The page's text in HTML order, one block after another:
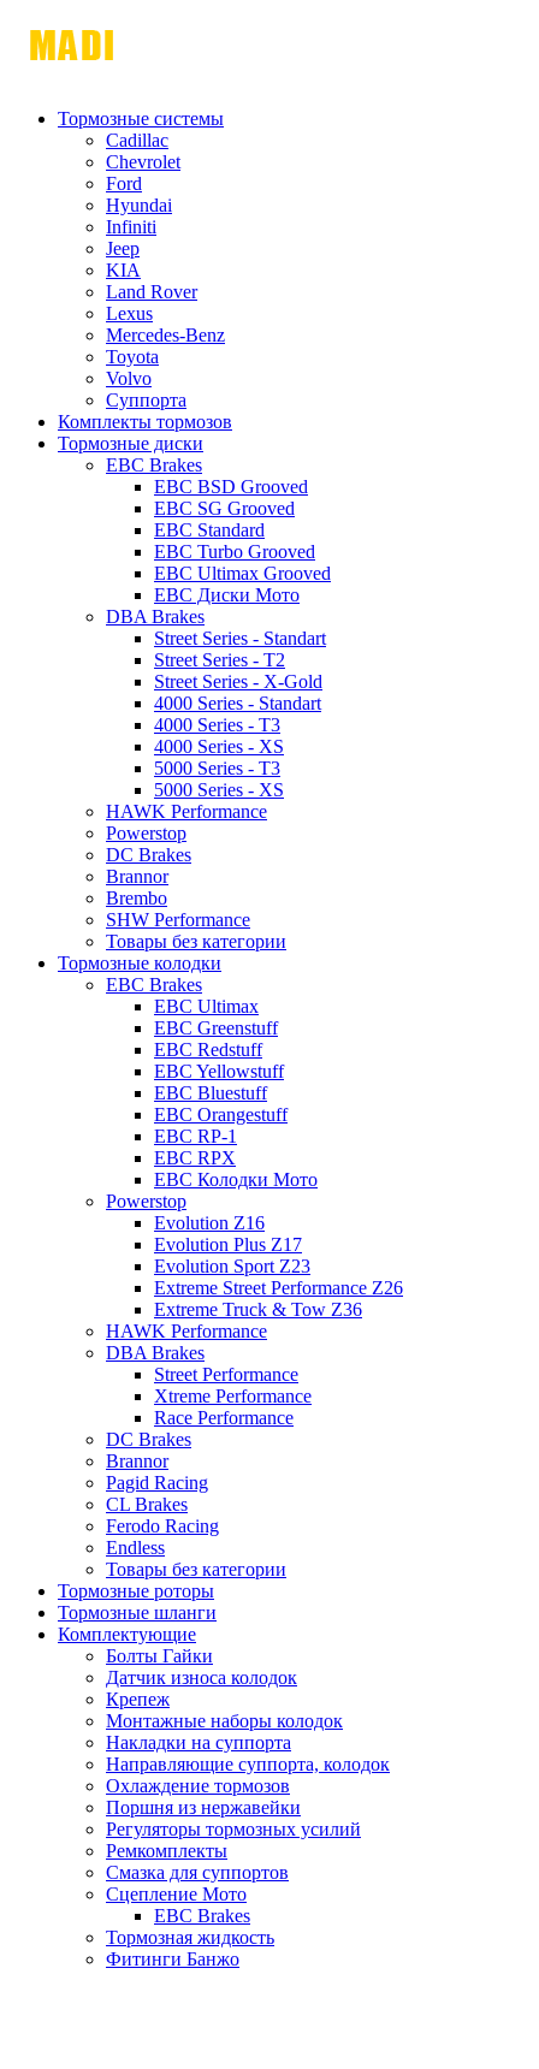
Тормозные системы
Cadillac
Chevrolet
Ford
Hyundai
Infiniti
Jeep
KIA
Land Rover
Lexus
Mercedes-Benz
Toyota
Volvo
Суппорта
Комплекты тормозов
Тормозные диски
EBC Brakes
EBC BSD Grooved
EBC SG Grooved
EBC Standard
EBC Turbo Grooved
EBC Ultimax Grooved
EBC Диски Мото
DBA Brakes
Street Series - Standart
Street Series - T2
Street Series - X-Gold
4000 Series - Standart
4000 Series - T3
4000 Series - XS
5000 Series - T3
5000 Series - XS
HAWK Performance
Powerstop
DC Brakes
Brannor
Brembo
SHW Performance
Товары без категории
Тормозные колодки
EBC Brakes
EBC Ultimax
EBC Greenstuff
EBC Redstuff
EBC Yellowstuff
EBC Bluestuff
EBC Orangestuff
EBC RP-1
EBC RPX
EBC Колодки Мото
Powerstop
Evolution Z16
Evolution Plus Z17
Evolution Sport Z23
Extreme Street Performance Z26
Extreme Truck & Tow Z36
HAWK Performance
DBA Brakes
Street Performance
Xtreme Performance
Race Performance
DC Brakes
Brannor
Pagid Racing
CL Brakes
Ferodo Racing
Endless
Товары без категории
Тормозные роторы
Тормозные шланги
Комплектующие
Болты Гайки
Датчик износа колодок
Крепеж
Монтажные наборы колодок
Накладки на суппорта
Направляющие суппорта, колодок
Охлаждение тормозов
Поршня из нержавейки
Регуляторы тормозных усилий
Ремкомплекты
Смазка для суппортов
Сцепление Мото
EBC Brakes
Тормозная жидкость
Фитинги Банжо